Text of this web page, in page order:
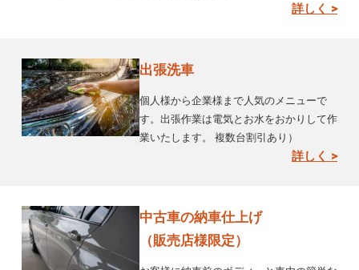
詳しく >
出張洗車
個人様から企業様まで人気のメニューで
す。出張作業は電気とお水をおかりして作
業いたします。 複数台割引あり）
詳しく >
中古車の納車仕上げ
（販売店様限定）